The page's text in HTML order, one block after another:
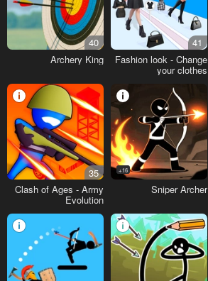
41
Fashion look - Change
your clothes
40
Archery King
16+
Sniper Archer
35
Clash of Ages - Army
Evolution